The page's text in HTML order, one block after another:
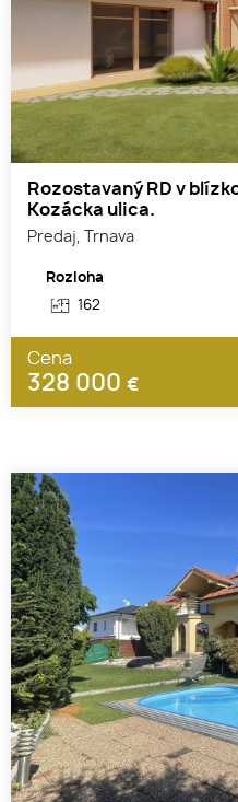
Rozostavaný RD v
Kozácka ulica.
Predaj, Trnava
Rozloha
162
Cena
328 000 €